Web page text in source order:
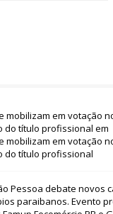
mobilizam em votação
do título profissional em
mobilizam em votação
do título profissional
Pessoa debate novos
paraibanos. Evento